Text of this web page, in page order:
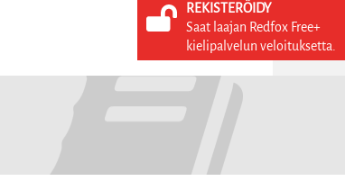
KIRJAUDU SISÄÄN
REKISTERÖIDY
FI
REKISTERÖIDY
Saat laajan Redfox Free+
kielipalvelun veloituksetta.